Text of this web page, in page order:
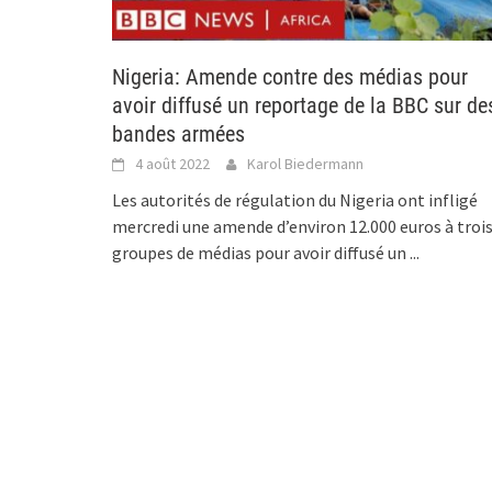
Nigeria: Amende contre des médias pour
avoir diffusé un reportage de la BBC sur
bandes armées
4 août 2022 Karol Biedermann
Les autorités de régulation du Nigeria ont infligé
mercredi une amende d’environ 12.000 euros à trois
groupes de médias pour avoir diffusé un ...